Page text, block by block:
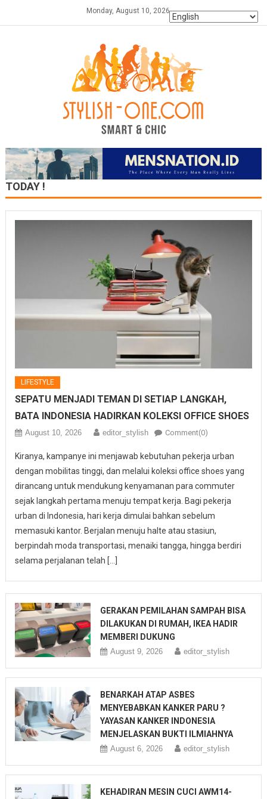
Monday, August 10, 2026
TODAY !
LIFESTYLE
SEPATU MENJADI TEMAN DI SETIAP LANGKAH,
BATA INDONESIA HADIRKAN KOLEKSI OFFICE SHOES
August 10, 2026 editor_stylish Comment(0)
Kiranya, kampanye ini menjawab kebutuhan pekerja urban
dengan mobilitas tinggi, dan melalui koleksi office shoes yang
dirancang untuk mendukung kenyamanan para commuter
sejak langkah pertama menuju tempat kerja. Bagi pekerja
urban di Indonesia, hari kerja dimulai bahkan sebelum
memasuki kantor. Berjalan menuju halte atau stasiun,
berpindah moda transportasi, menaiki tangga, hingga berdiri
selama perjalanan telah […]
GERAKAN PEMILAHAN SAMPAH BISA
DILAKUKAN DI RUMAH, IKEA HADIR
MEMBERI DUKUNG
August 9, 2026 editor_stylish
BENARKAH ATAP ASBES
MENYEBABKAN KANKER PARU ?
YAYASAN KANKER INDONESIA
MENJELASKAN BUKTI ILMIAHNYA
August 6, 2026 editor_stylish
KEHADIRAN MESIN CUCI AWM14-